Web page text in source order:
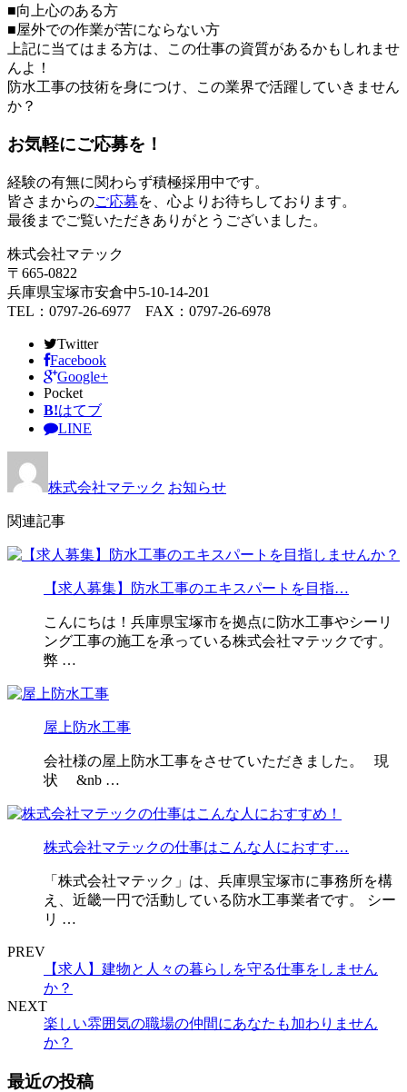
■向上心のある方
■屋外での作業が苦にならない方
上記に当てはまる方は、この仕事の資質があるかもしれませ
んよ！
防水工事の技術を身につけ、この業界で活躍していきません
か？
お気軽にご応募を！
経験の有無に関わらず積極採用中です。
皆さまからのご応募を、心よりお待ちしております。
最後までご覧いただきありがとうございました。
株式会社マテック
〒665-0822
兵庫県宝塚市安倉中5-10-14-201
TEL：0797-26-6977 FAX：0797-26-6978
Twitter
Facebook
Google+
Pocket
B!はてブ
LINE
株式会社マテック お知らせ
関連記事
【求人募集】防水工事のエキスパートを目指…
こんにちは！兵庫県宝塚市を拠点に防水工事やシーリ
ング工事の施工を承っている株式会社マテックです。
弊 …
屋上防水工事
会社様の屋上防水工事をさせていただきました。 現
状 &nb …
株式会社マテックの仕事はこんな人におすす…
「株式会社マテック」は、兵庫県宝塚市に事務所を構
え、近畿一円で活動している防水工事業者です。 シー
リ …
PREV
【求人】建物と人々の暮らしを守る仕事をしません
か？
NEXT
楽しい雰囲気の職場の仲間にあなたも加わりません
か？
最近の投稿